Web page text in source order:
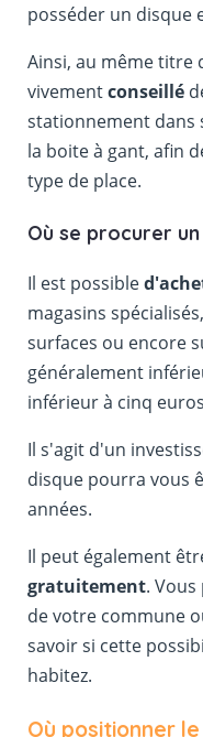
posséder un disque
Ainsi, au même titre
vivementconseillé
stationnement dans
la boite à gant, afin
type de place.
Où se procurer
Il est possible
magasins
surfaces ou encore
généralement
inférieur à cinq
Il s'agit d'un
disque pourra vous
années.
Il peut également
gratuitement. Vous
de votre commune
savoir si cette
habitez.
Où positionner